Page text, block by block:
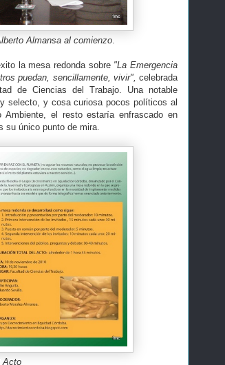
Almansa al comienzo.
la mesa redonda sobre "La Emergencia
puedan, sencillamente, vivir", celebrada
de Ciencias del Trabajo. Una notable
selecto, y cosa curiosa pocos políticos al
el resto estaría enfrascado en
su único punto de mira.
Acto